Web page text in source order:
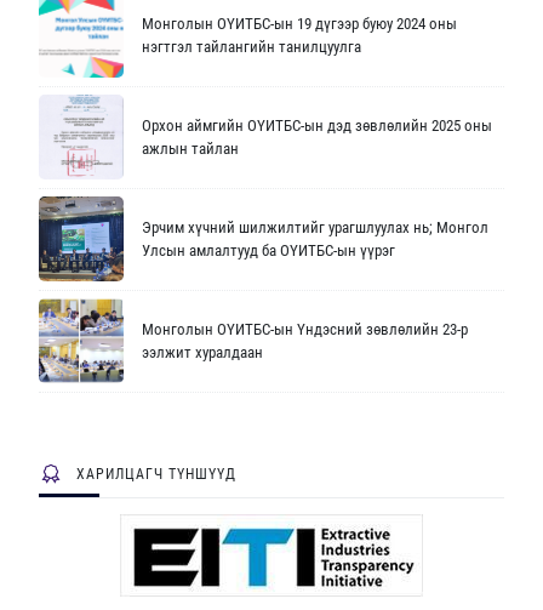
Монголын ОҮИТБС-ын 19 дүгээр буюу 2024 оны
нэгтгэл тайлангийн танилцуулга
Орхон аймгийн ОҮИТБС-ын дэд зөвлөлийн 2025 оны
ажлын тайлан
Эрчим хүчний шилжилтийг урагшлуулах нь; Монгол
Улсын амлалтууд ба ОҮИТБС-ын үүрэг
Монголын ОҮИТБС-ын Үндэсний зөвлөлийн 23-р
ээлжит хуралдаан
ХАРИЛЦАГЧ ТҮНШҮҮД